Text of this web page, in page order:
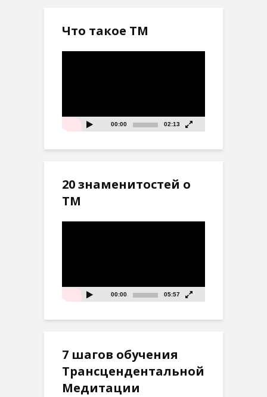
Что такое ТМ
00:00 02:13
20 знаменитостей о
ТМ
00:00 05:57
7 шагов обучения
Трансцендентальной
Медитации